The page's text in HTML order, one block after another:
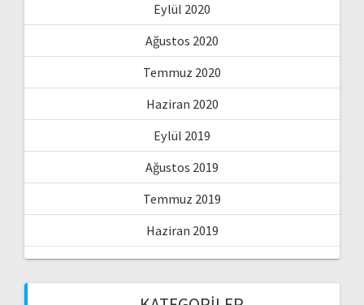
Eylül 2020
Ağustos 2020
Temmuz 2020
Haziran 2020
Eylül 2019
Ağustos 2019
Temmuz 2019
Haziran 2019